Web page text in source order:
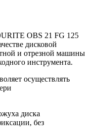
OBS 21 FG 125
дисковой
и отрезной машины
инструмента.
осуществлять
диска
без